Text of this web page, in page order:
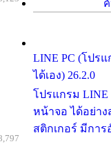
LINE PC (โปร
ได้เอง) 26.2.0
โปรแกรม
หน้าจอ ได้อย่าง
สติกเกอร์ มีการ